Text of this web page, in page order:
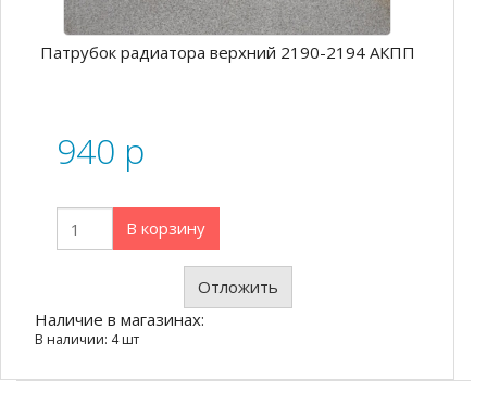
Патрубок радиатора верхний 2190-2194 АКПП
940 p
В корзину
Отложить
Наличие в магазинах:
В наличии: 4 шт